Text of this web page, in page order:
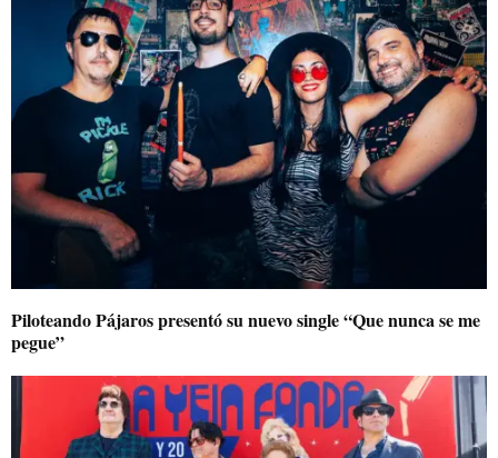
Piloteando Pájaros presentó su nuevo single “Que nunca se me
pegue”